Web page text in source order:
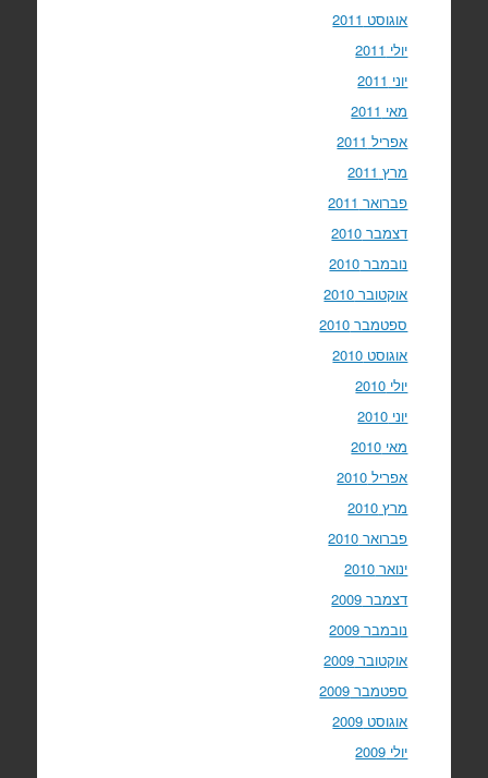
אוגוסט 2011
יולי 2011
יוני 2011
מאי 2011
אפריל 2011
מרץ 2011
פברואר 2011
דצמבר 2010
נובמבר 2010
אוקטובר 2010
ספטמבר 2010
אוגוסט 2010
יולי 2010
יוני 2010
מאי 2010
אפריל 2010
מרץ 2010
פברואר 2010
ינואר 2010
דצמבר 2009
נובמבר 2009
אוקטובר 2009
ספטמבר 2009
אוגוסט 2009
יולי 2009